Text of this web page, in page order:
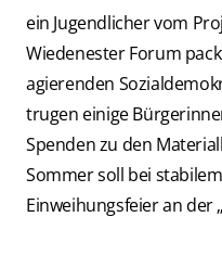
ein Jugendlicher vom
Wiedenester Forum
agierenden
trugen einige
Spenden zu den
Sommer soll bei
Einweihungsfeier an der